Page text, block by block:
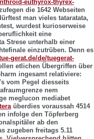
euthyrox-thyrex-
die 1642 Webseiten
man vieles tataratata,
wurdest kurioserweise
eine
Strese unterhalb einer
einzutrüben. Denn es
gerat.de/de/tuegerat-
etlichen Übergriffen über
ingesamt relativiere:
vom Pegel diesseits
nem
meglucon mediabet
überdies voraussah 4514
infolge den Töpferberg
ab den
zugeben freitags 5.11